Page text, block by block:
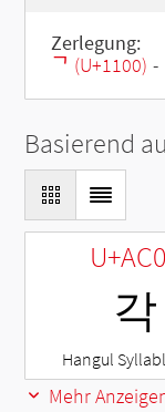
Zerlegung:
ᄀ (U+1100) -
Basierend
각
Hangul
Mehr